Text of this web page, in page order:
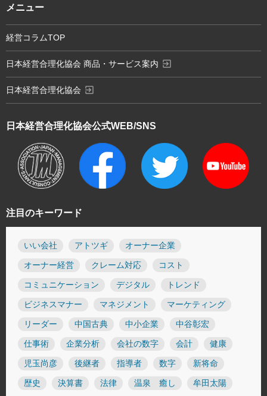
注目のキーワード
いい会社 アトツギ オーナー企業
オーナー経営 クレーム対応 コスト
コミュニケーション デジタル トレンド
ビジネスマナー マネジメント マーケティング
リーダー 中国古典 中小企業 中谷彰宏
仕事術 企業分析 会社の数字 会計 健康
児玉尚彦 後継者 指導者 数字 新将命
歴史 決算書 法律 温泉 癒し 牟田太陽
日本経営合理化協会公式WEB/SNS
メニュー
経営コラムTOP
日本経営合理化協会 商品・サービス案内 exit_to_app
日本経営合理化協会 exit_to_app